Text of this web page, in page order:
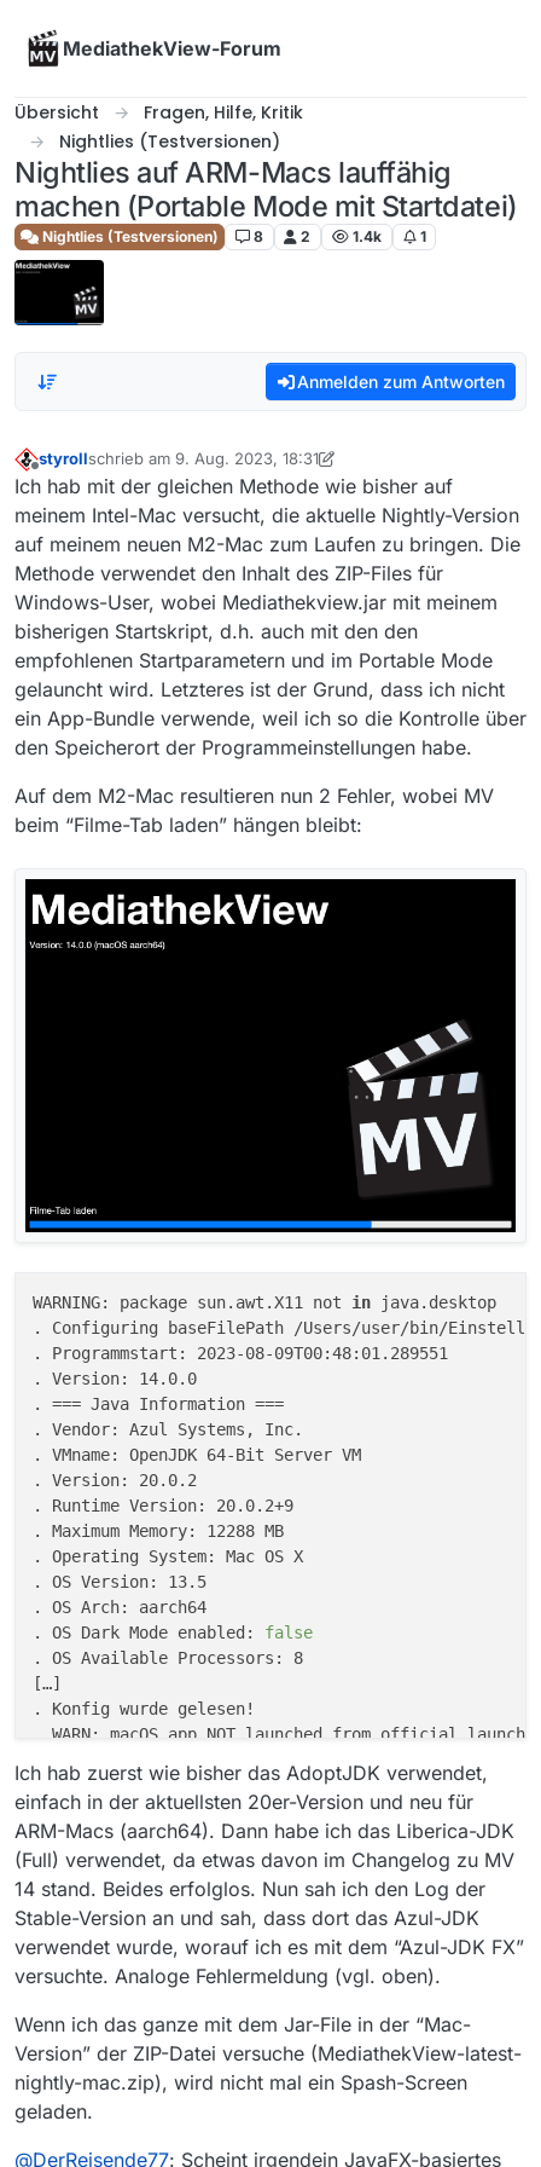
MediathekView-Forum
Übersicht
Fragen, Hilfe, Kritik
Nightlies (Testversionen)
Nightlies auf ARM-Macs lauffähig
machen (Portable Mode mit Startdatei)
Nightlies (Testversionen) 8 2 1.4k 1
Anmelden zum Antworten
Offline
styrollschrieb am 9. Aug. 2023, 18:31
zuletzt editiert von styroll 8. Nov. 2023, 00:57
Ich hab mit der gleichen Methode wie bisher auf
meinem Intel-Mac versucht, die aktuelle Nightly-Version
auf meinem neuen M2-Mac zum Laufen zu bringen. Die
Methode verwendet den Inhalt des ZIP-Files für
Windows-User, wobei Mediathekview.jar mit meinem
bisherigen Startskript, d.h. auch mit den den
empfohlenen Startparametern und im Portable Mode
gelauncht wird. Letzteres ist der Grund, dass ich nicht
ein App-Bundle verwende, weil ich so die Kontrolle über
den Speicherort der Programmeinstellungen habe.
Auf dem M2-Mac resultieren nun 2 Fehler, wobei MV
beim “Filme-Tab laden” hängen bleibt:
WARNING: package sun.awt.X11 not in java.desktop
. Configuring baseFilePath /Users/user/bin/
. Programmstart: 2023-08-09T00:48:01.289551
. Version: 14.0.0
. === Java Information ===
. Vendor: Azul Systems, Inc.
. VMname: OpenJDK 64-Bit Server VM
. Version: 20.0.2
. Runtime Version: 20.0.2+9
. Maximum Memory: 12288 MB
. Operating System: Mac OS X
. OS Version: 13.5
. OS Arch: aarch64
. OS Dark Mode enabled: false
. OS Available Processors: 8
[…]
. Konfig wurde gelesen!
. WARN: macOS app NOT launched from official
	at org.controlsfx.control.textfield.AutoCompletionBinding.<init>(AutoCompletionBinding.java:538)
	at impl.org.controlsfx.autocompletion.AutoCompletionTextFieldBinding.<init>(AutoCompletionTextFieldBinding.java:107)
	at impl.org.controlsfx.autocompletion.AutoCompletionTextFieldBinding.<init>(AutoCompletionTextFieldBinding.java:92)
	at org.controlsfx.control.textfield.TextFields.bindAutoCompletion(TextFields.java:169)
	at mediathek.javafx.filterpanel.FilmActionPanel.setupThemaComboBox(FilmActionPanel.java:283)
	at mediathek.javafx.filterpanel.FilmActionPanel.setupViewSettingsPane(FilmActionPanel.java:271)
	at mediathek.javafx.filterpanel.FilmActionPanel.<init>(FilmActionPanel.java:68)
	at mediathek.gui.tabs.tab_film.GuiFilme.<init>(GuiFilme.java:152)
	at mediathek.mainwindow.MediathekGui.createTabFilme(MediathekGui.java:673)
	at mediathek.mainwindow.MediathekGui.initTabs(MediathekGui.java:688)
	at mediathek.mainwindow.MediathekGui.<init>(MediathekGui.java:179)
	at mediathek.mac.MediathekGuiMac.<init>(MediathekGuiMac.kt:22)
	at mediathek.Main.getPlatformWindow(Main.java:646)
Ich hab zuerst wie bisher das AdoptJDK verwendet,
einfach in der aktuellsten 20er-Version und neu für
ARM-Macs (aarch64). Dann habe ich das Liberica-JDK
(Full) verwendet, da etwas davon im Changelog zu MV
14 stand. Beides erfolglos. Nun sah ich den Log der
Stable-Version an und sah, dass dort das Azul-JDK
verwendet wurde, worauf ich es mit dem “Azul-JDK FX”
versuchte. Analoge Fehlermeldung (vgl. oben).
Wenn ich das ganze mit dem Jar-File in der “Mac-
Version” der ZIP-Datei versuche (MediathekView-latest-
nightly-mac.zip), wird nicht mal ein Spash-Screen
geladen.
@DerReisende77: Scheint irgendein JavaFX-basiertes